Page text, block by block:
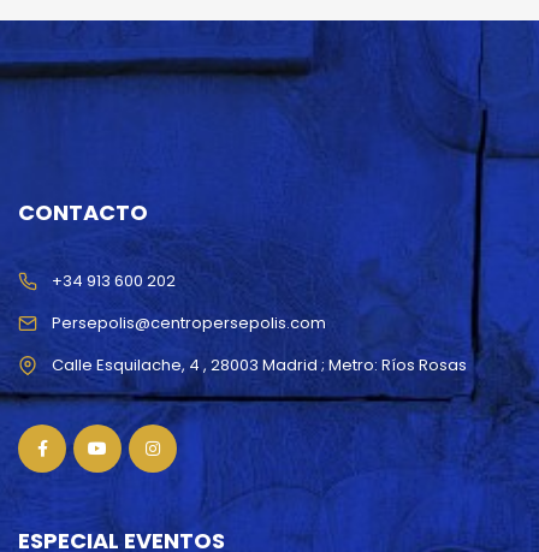
CONTACTO
Persepolis@centropersepolis.com
+34 913 600 202
ESPECIAL EVENTOS